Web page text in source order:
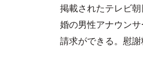
掲載されたテレビ
婚の男性アナウン
請求ができる。慰